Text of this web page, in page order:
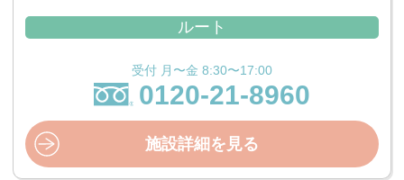
ルート
受付 月〜金 8:30〜17:00
0120-21-8960
施設詳細を見る